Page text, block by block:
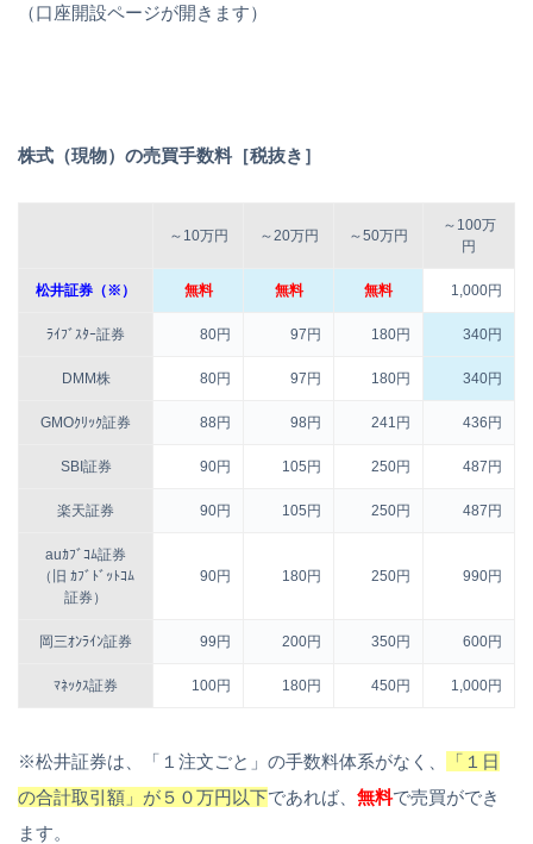
（口座開設ページが開きます）
株式（現物）の売買手数料［税抜き］
～10万円 ～20万円 ～50万円
～100万
円
松井証券（※） 無料 無料 無料 1,000円
ﾗｲﾌﾞｽﾀｰ証券 80円 97円 180円 340円
DMM株 80円 97円 180円 340円
GMOｸﾘｯｸ証券 88円 98円 241円 436円
SBI証券 90円 105円 250円 487円
楽天証券 90円 105円 250円 487円
auｶﾌﾞｺﾑ証券
（旧 ｶﾌﾞﾄﾞｯﾄｺﾑ
証券）
90円 180円 250円 990円
岡三ｵﾝﾗｲﾝ証券 99円 200円 350円 600円
ﾏﾈｯｸｽ証券 100円 180円 450円 1,000円
※松井証券は、「１注文ごと」の手数料体系がなく、
「１日
の合計取引額」が５０万円以下であれば、 無料で売買ができ
ます。